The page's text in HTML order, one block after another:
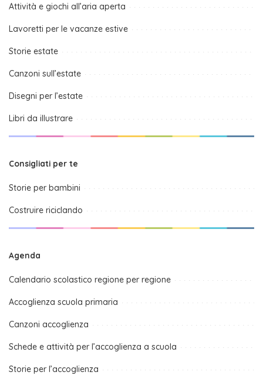
Attività e giochi all’aria aperta
Lavoretti per le vacanze estive
Storie estate
Canzoni sull’estate
Disegni per l’estate
Libri da illustrare
Consigliati per te
Storie per bambini
Costruire riciclando
Agenda
Calendario scolastico regione per regione
Accoglienza scuola primaria
Canzoni accoglienza
Schede e attività per l’accoglienza a scuola
Storie per l’accoglienza